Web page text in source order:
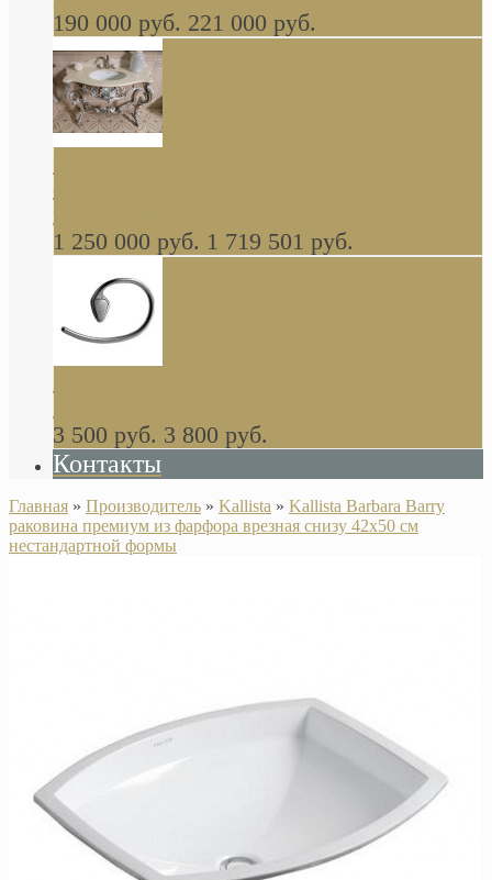
190 000 руб. 221 000 руб.
стиле барокко, из массива дерева, светло
коричневый матовый окрас + серебро
1 250 000 руб. 1 719 501 руб.
Khala Colombo аксессуары (серия) В
НАЛИЧИИ
3 500 руб. 3 800 руб.
Контакты
Главная » Производитель » Kallista » Kallista Barbara Barry
раковина премиум из фарфора врезная снизу 42х50 см
нестандартной формы